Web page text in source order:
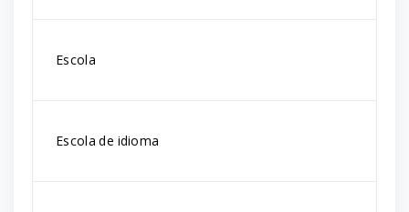
Escola
Escola de idioma